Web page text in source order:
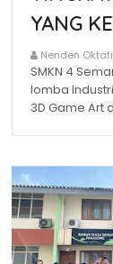
YANG
Nenden
SMKN 4
lomba
3D Game Art